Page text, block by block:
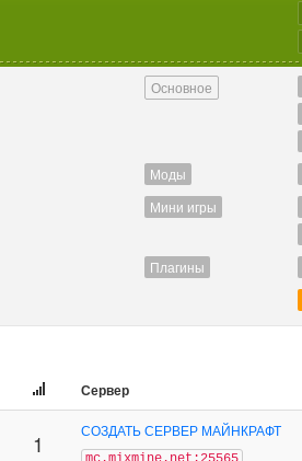
Основное
Моды
Мини игры
Плагины
Сервер
1 СОЗДАТЬ СЕРВЕР МАЙНКРАФТ